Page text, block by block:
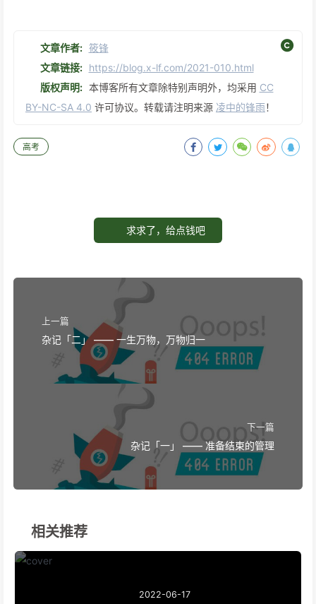
文章作者: 筱锋
文章链接: https://blog.x-lf.com/2021-010.html
版权声明: 本博客所有文章除特别声明外，均采用 CC
BY-NC-SA 4.0 许可协议。转载请注明来源 凌中的锋雨！
高考
求求了，给点钱吧
上一篇
杂记「二」 —— 一生万物，万物归一
下一篇
杂记「一」 —— 准备结束的管理
相关推荐
2022-06-17